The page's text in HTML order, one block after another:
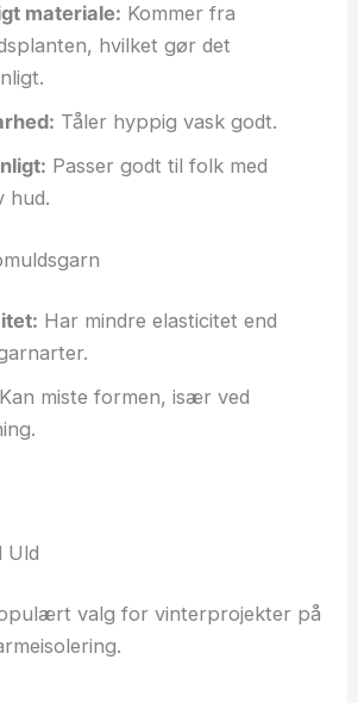
materiale: Kommer fra
hvilket gør det
Tåler hyppig vask godt.
Passer godt til folk med
hud.
Har mindre elasticitet end
Kan miste formen, især ved
Uld
valg for vinterprojekter på